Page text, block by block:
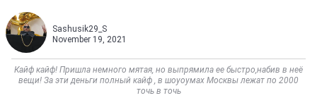
Sashusik29_S
November 19, 2021
Кайф кайф! Пришла немного мятая, но выпрямила ее быстро,набив в неё
вещи! За эти деньги полный кайф , в шоуоумах Москвы лежат по 2000
точь в точь